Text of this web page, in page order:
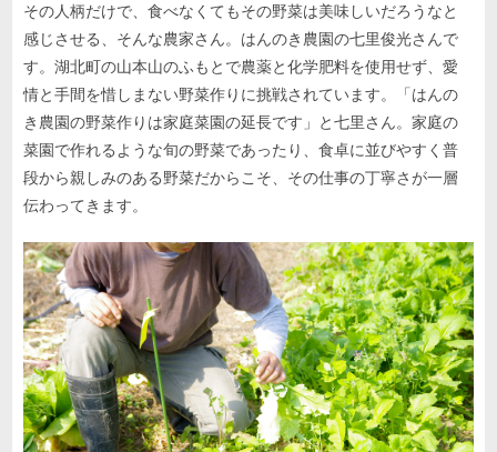
その人柄だけで、食べなくてもその野菜は美味しいだろうなと
感じさせる、そんな農家さん。はんのき農園の七里俊光さんで
す。湖北町の山本山のふもとで農薬と化学肥料を使用せず、愛
情と手間を惜しまない野菜作りに挑戦されています。「はんの
き農園の野菜作りは家庭菜園の延長です」と七里さん。家庭の
菜園で作れるような旬の野菜であったり、食卓に並びやすく普
段から親しみのある野菜だからこそ、その仕事の丁寧さが一層
伝わってきます。